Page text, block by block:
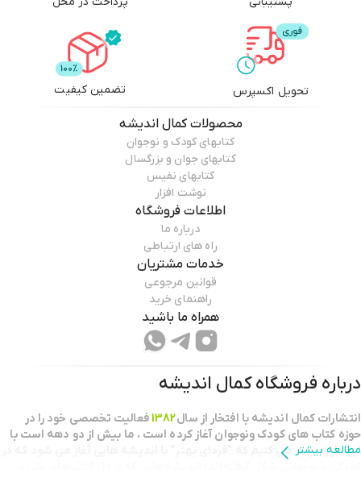
تحویل اکسپرس تضمین کیفیت
محصولاتکمال اندیشه
کتابهای کودک و نوجوان
کتابهای جوان و بزرگسال
کتابهای نفیس
نوشت افزار
اطلاعات فروشگاه
درباره ما
راه های ارتباطی
خدمات مشتریان
قوانین مرجوعی
راهنمای خرید
همراه ما باشید
درباره فروشگاهکمال اندیشه
انتشارات كمال انديشه با افتخار از سال1382فعاليت تخصصي خود را در
حوزه كتاب هاي كودك ونوجوان آغاز كرده است ، ما بيش از دو دهه است با
اين باور حركت مي كنيم كه "فرداي بهتر" با انديشه هايي آغاز مي شود كه در
مطالعه بیشتر